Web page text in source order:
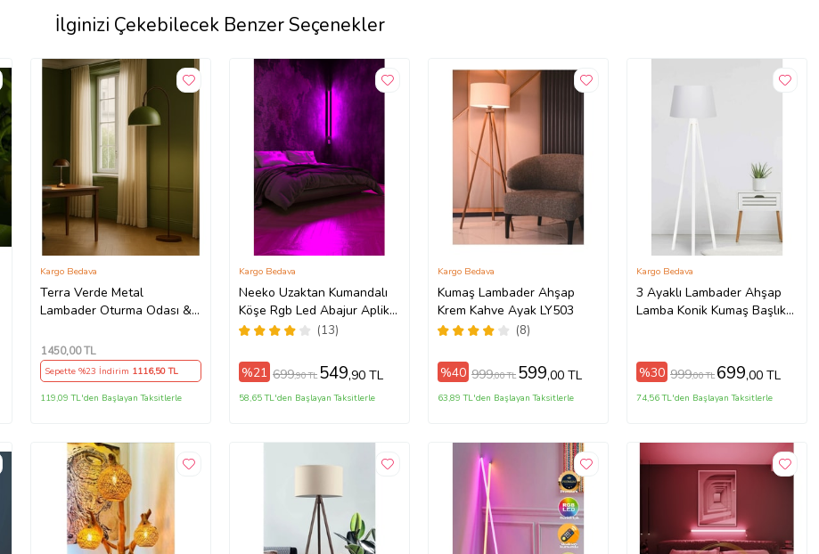
İlginizi Çekebilecek Benzer Seçenekler
Terra Verde Metal
Lambader Oturma Odası &
Lambader
Kargo Bedava
1450,00 TL
Sepette %23 İndirim 1116,50 TL
119,09 TL'den Başlayan Taksitlerle
Neeko Uzaktan Kumandalı
Köşe Rgb Led Abajur Aplik
Gece Lambası Kumandalı
(13)
Kargo Bedava
%21 699,90 TL 549,90 TL
58,65 TL'den Başlayan Taksitlerle
Kumaş Lambader Ahşap
Krem Kahve Ayak LY503
(8)
Kargo Bedava
%40 999,00 TL 599,00 TL
63,89 TL'den Başlayan Taksitlerle
3 Ayaklı Lambader Ahşap
Lamba Konik Kumaş Başlık
Kargo Bedava
%30 999,00 TL 699,00 TL
74,56 TL'den Başlayan Taksitlerle